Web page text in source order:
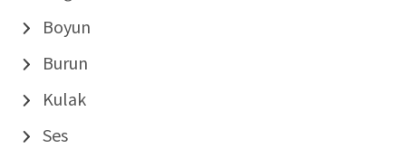
Boyun
Burun
Kulak
Ses